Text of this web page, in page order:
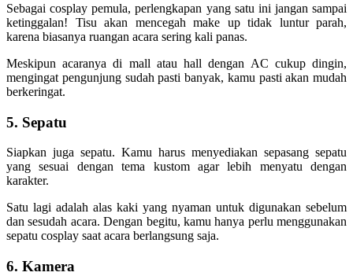
Sebagai cosplay pemula, perlengkapan yang satu ini jangan sampai
ketinggalan! Tisu akan mencegah make up tidak luntur parah,
karena biasanya ruangan acara sering kali panas.
Meskipun acaranya di mall atau hall dengan AC cukup dingin,
mengingat pengunjung sudah pasti banyak, kamu pasti akan mudah
berkeringat.
5. Sepatu
Siapkan juga sepatu. Kamu harus menyediakan sepasang sepatu
yang sesuai dengan tema kustom agar lebih menyatu dengan
karakter.
Satu lagi adalah alas kaki yang nyaman untuk digunakan sebelum
dan sesudah acara. Dengan begitu, kamu hanya perlu menggunakan
sepatu cosplay saat acara berlangsung saja.
6. Kamera